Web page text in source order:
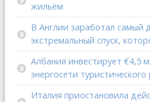
жильём
В Англии заработал самый
экстремальный спуск,
Албания инвестирует €4,5
энергосети
Италия приостановила